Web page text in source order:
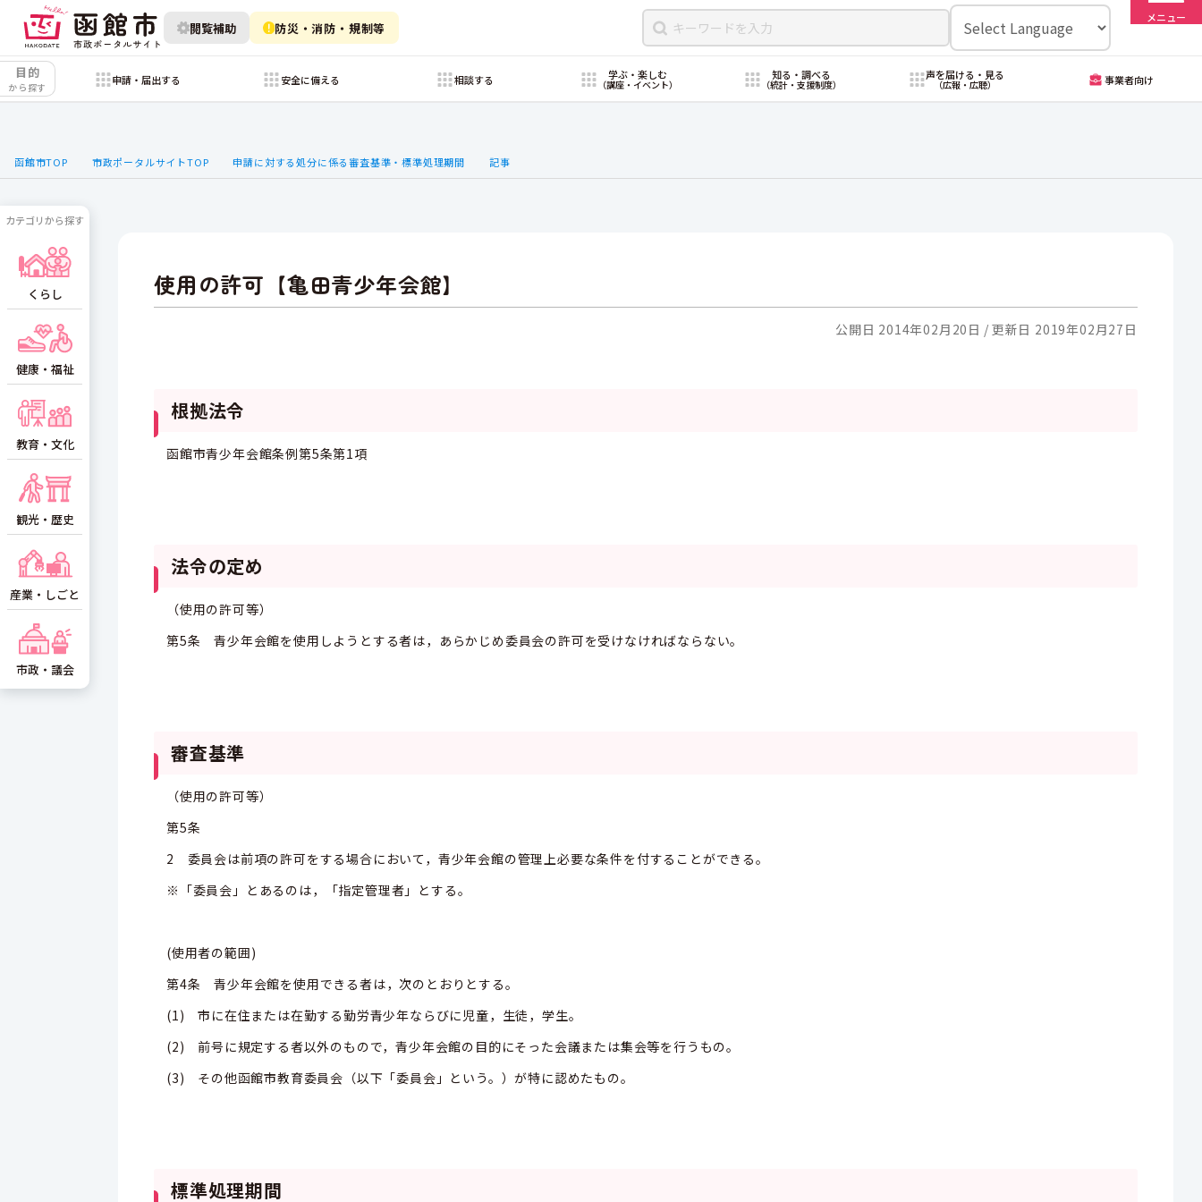
閲覧補助 防災・消防・規制等
メニュー
目的
から探す
申請・届出する 安全に備える 相談する 学ぶ・楽しむ
（講座・イベント）
知る・調べる
（統計・支援制度）
声を届ける・見る
（広報・広聴） 事業者向け
函館市TOP 市政ポータルサイトTOP 申請に対する処分に係る審査基準・標準処理期間 記事
使用の許可【亀田青少年会館】
公開日 2014年02月20日 更新日 2019年02月27日
根拠法令
函館市青少年会館条例第5条第1項
法令の定め
（使用の許可等）
第5条 青少年会館を使用しようとする者は，あらかじめ委員会の許可を受けなければならない。
審査基準
（使用の許可等）
第5条
2 委員会は前項の許可をする場合において，青少年会館の管理上必要な条件を付することができる。
※「委員会」とあるのは，「指定管理者」とする。
(使用者の範囲)
第4条 青少年会館を使用できる者は，次のとおりとする。
(1) 市に在住または在勤する勤労青少年ならびに児童，生徒，学生。
(2) 前号に規定する者以外のもので，青少年会館の目的にそった会議または集会等を行うもの。
(3) その他函館市教育委員会（以下「委員会」という。）が特に認めたもの。
標準処理期間
カテゴリから探す
くらし
健康・福祉
教育・文化
観光・歴史
産業・しごと
市政・議会